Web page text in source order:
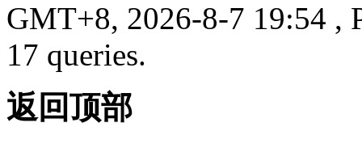
GMT+8, 2026-8-7 19:54 ,
17 queries.
返回顶部